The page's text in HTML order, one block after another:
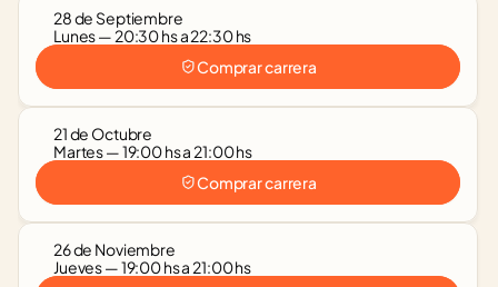
28 de Septiembre
Lunes — 20:30 hs a 22:30 hs
Comprar carrera
21 de Octubre
Martes — 19:00 hs a 21:00 hs
Comprar carrera
26 de Noviembre
Jueves — 19:00 hs a 21:00 hs